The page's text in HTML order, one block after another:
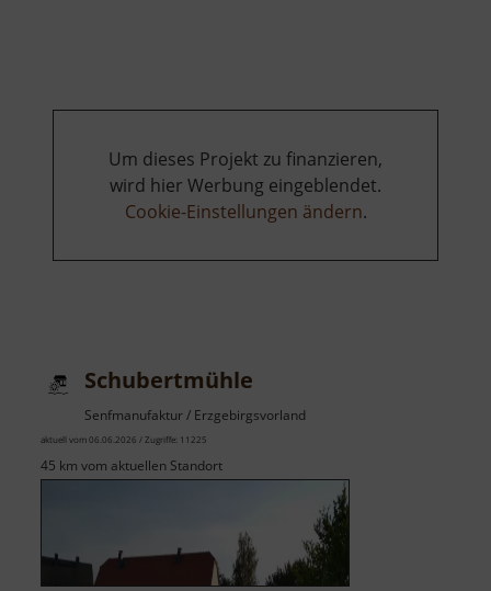
Um dieses Projekt zu finanzieren,
wird hier Werbung eingeblendet.
Cookie-Einstellungen ändern.
Schubertmühle
Senfmanufaktur / Erzgebirgsvorland
aktuell vom 06.06.2026 / Zugriffe: 11225
45 km vom aktuellen Standort